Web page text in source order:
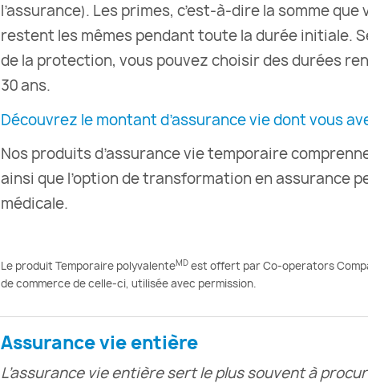
l’assurance). Les primes, c’est-à-dire la somme
restent les mêmes pendant toute la durée initiale.
de la protection, vous pouvez choisir des durées
30 ans.
Découvrez le montant d’assurance vie dont vous
Nos produits d’assurance vie temporaire
ainsi que l’option de transformation en assurance
médicale.
Le produit Temporaire polyvalenteMD est offert par Co-operators
de commerce de celle-ci, utilisée avec permission.
Assurance vie entière
L’assurance vie entière sert le plus souvent à